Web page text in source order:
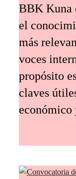
BBK Kuna
el
más
voces
propósito
claves